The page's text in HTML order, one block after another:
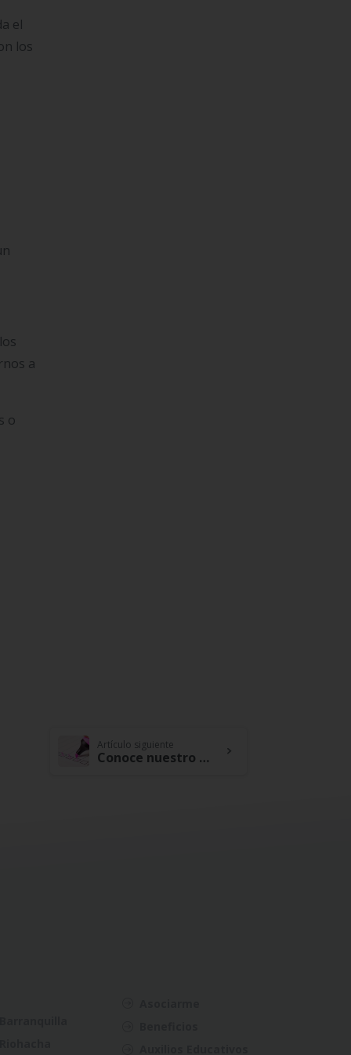
el
los
a
o
Artículo siguiente
Conoce nuestro plan estratégico 2022-2025: un esfuerzo colectivo para asegurar el futuro.